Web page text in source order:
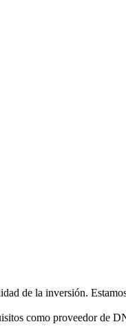
de la inversión.
como proveedor de